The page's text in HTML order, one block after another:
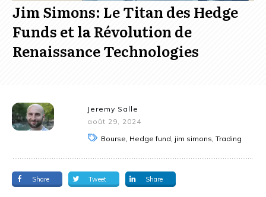
Jim Simons: Le Titan des Hedge
Funds et la Révolution de
Renaissance Technologies
Jeremy Salle
août 29, 2024
Bourse, Hedge fund, jim simons, Trading
Share Tweet Share